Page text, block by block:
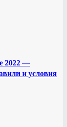
2022 —
и условия